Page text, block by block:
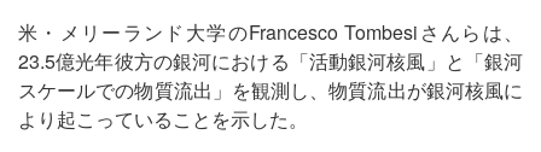
米・メリーランド大学のFrancesco Tombesiさんらは、
23.5億光年彼方の銀河における「活動銀河核風」と「銀河
スケールでの物質流出」を観測し、物質流出が銀河核風に
より起こっていることを示した。